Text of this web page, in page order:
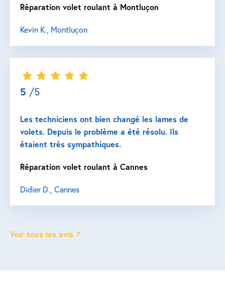
Réparation volet roulant à Montluçon
Kevin K., Montluçon
5 /5
Les techniciens ont bien changé les lames de
volets. Depuis le problème a été résolu. Ils
étaient très sympathiques.
Réparation volet roulant à Cannes
Didier D., Cannes
Voir tous les avis